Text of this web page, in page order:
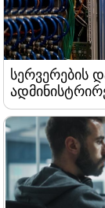
სერვერების
სერვერების